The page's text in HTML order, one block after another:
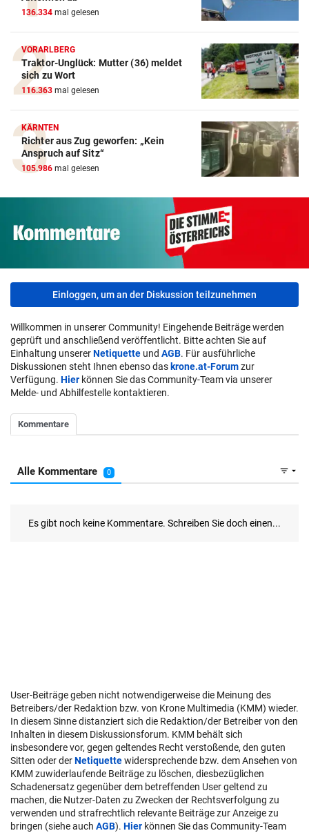
136.334 mal gelesen
VORARLBERG
Traktor-Unglück: Mutter (36) meldet
sich zu Wort
116.363 mal gelesen
KÄRNTEN
Richter aus Zug geworfen: „Kein
Anspruch auf Sitz“
105.986 mal gelesen
Einloggen, um an der Diskussion teilzunehmen
Willkommen in unserer Community! Eingehende Beiträge werden
geprüft und anschließend veröffentlicht. Bitte achten Sie auf
Einhaltung unsererNetiquette und AGB. Für ausführliche
Diskussionen steht Ihnen ebenso das krone.at-Forumzur
Verfügung. Hier können Sie das Community-Team via unserer
Melde- und Abhilfestelle kontaktieren.
User-Beiträge geben nicht notwendigerweise die Meinung des
Betreibers/der Redaktion bzw. von Krone Multimedia (KMM) wieder.
In diesem Sinne distanziert sich die Redaktion/der Betreiber von den
Inhalten in diesem Diskussionsforum. KMM behält sich
insbesondere vor, gegen geltendes Recht verstoßende, den guten
Sitten oder derNetiquettewidersprechende bzw. dem Ansehen von
KMM zuwiderlaufende Beiträge zu löschen, diesbezüglichen
Schadenersatz gegenüber dem betreffenden User geltend zu
machen, die Nutzer-Daten zu Zwecken der Rechtsverfolgung zu
verwenden und strafrechtlich relevante Beiträge zur Anzeige zu
bringen (siehe auch AGB). Hier können Sie das Community-Team